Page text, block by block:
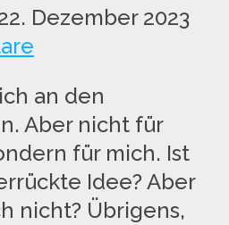
Dezember 2023
an den
Aber nicht für
für mich. Ist
Idee? Aber
nicht? Übrigens,